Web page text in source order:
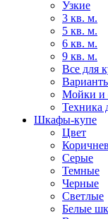
Узкие
3 кв. м.
5 кв. м.
6 кв. м.
9 кв. м.
Все для
Мойки и
Техника
Шкафы-купе
Цвет
Серые
Темные
Черные
Светлые
Белые